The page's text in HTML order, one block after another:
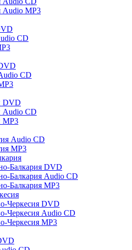
Audio MP3
CD
CD
DVD
Audio CD
MP3
Audio CD
MP3
Балкария DVD
Балкария Audio CD
Балкария MP3
Черкесия DVD
Черкесия Audio CD
Черкесия MP3